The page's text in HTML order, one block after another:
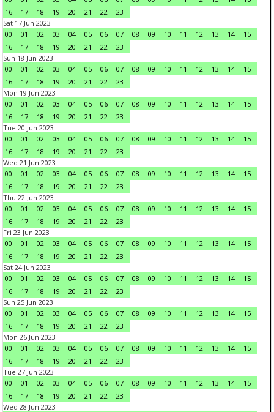
16
17 18 19 20 21 22
23
Sat 17 Jun 2023
00
01 02 03 04 05 06 07 08 09 10 11 12 13 14
15
16
17 18 19 20 21 22
23
Sun 18 Jun 2023
00
01 02 03 04 05 06 07 08 09 10 11 12 13 14
15
16
17 18 19 20 21 22
23
Mon 19 Jun 2023
00
01 02 03 04 05 06 07 08 09 10 11 12 13 14
15
16
17 18 19 20 21 22
23
Tue 20 Jun 2023
00
01 02 03 04 05 06 07 08 09 10 11 12 13 14
15
16
17 18 19 20 21 22
23
Wed 21 Jun 2023
00
01 02 03 04 05 06 07 08 09 10 11 12 13 14
15
16
17 18 19 20 21 22
23
Thu 22 Jun 2023
00
01 02 03 04 05 06 07 08 09 10 11 12 13 14
15
16
17 18 19 20 21 22
23
Fri 23 Jun 2023
00
01 02 03 04 05 06 07 08 09 10 11 12 13 14
15
16
17 18 19 20 21 22
23
Sat 24 Jun 2023
00
01 02 03 04 05 06 07 08 09 10 11 12 13 14
15
16
17 18 19 20 21 22
23
Sun 25 Jun 2023
00
01 02 03 04 05 06 07 08 09 10 11 12 13 14
15
16
17 18 19 20 21 22
23
Mon 26 Jun 2023
00
01 02 03 04 05 06 07 08 09 10 11 12 13 14
15
16
17 18 19 20 21 22
23
Tue 27 Jun 2023
00
01 02 03 04 05 06 07 08 09 10 11 12 13 14
15
16
17 18 19 20 21 22
23
Wed 28 Jun 2023